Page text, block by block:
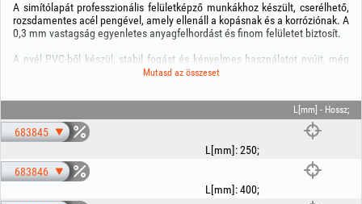
A simítólapát professzionális felületképző munkákhoz készült, cserélhető,
rozsdamentes acél pengével, amely ellenáll a kopásnak és a korróziónak. A
0,3 mm vastagság egyenletes anyagfelhordást és finom felületet biztosít.
A nyél PVC-ből készül, stabil fogást és kényelmes használatot nyújt, még
hosszabb munkavégzés során is. A cserélhető pengés rendszer lehetővé
hatékonyságot és csökkenti a karbantartási időt.
Mutasd az összeset
L[mm] - Hossz;
683845
L[mm]:250;
683846
L[mm]:400;